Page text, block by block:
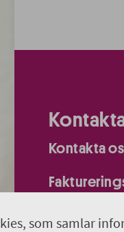
som samlar
Kontakta
Om